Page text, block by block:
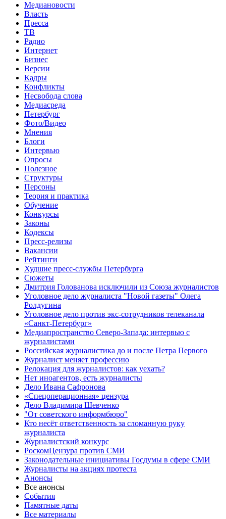
Медиановости
Власть
Пресса
ТВ
Радио
Интернет
Бизнес
Версии
Кадры
Конфликты
Несвобода слова
Медиасреда
Петербург
Фото/Видео
Мнения
Блоги
Интервью
Опросы
Полезное
Структуры
Персоны
Теория и практика
Обучение
Конкурсы
Законы
Кодексы
Пресс-релизы
Вакансии
Рейтинги
Худшие пресс-службы Петербурга
Сюжеты
Дмитрия Голованова исключили из Союза журналистов
Уголовное дело журналиста "Новой газеты" Олега
Ролдугина
Уголовное дело против экс-сотрудников телеканала
«Санкт-Петербург»
Медиапространство Северо-Запада: интервью с
журналистами
Российская журналистика до и после Петра Первого
Журналист меняет профессию
Релокация для журналистов: как уехать?
Нет иноагентов, есть журналисты
Дело Ивана Сафронова
«Спецоперационная» цензура
Дело Владимира Шевченко
"От советского информбюро"
Кто несёт ответственность за сломанную руку
журналиста
Журналистский конкурс
РоскомЦензура против СМИ
Законодательные инициативы Госдумы в сфере СМИ
Журналисты на акциях протеста
Анонсы
Все анонсы
События
Памятные даты
Все материалы